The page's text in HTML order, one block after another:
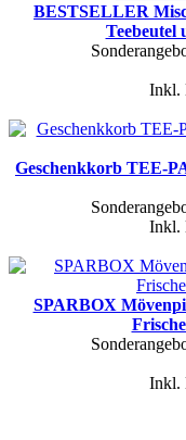
BESTSELLER
Teebeutel
Inkl.
Geschenkkorb TEE-
Inkl.
SPARBOX
Inkl.